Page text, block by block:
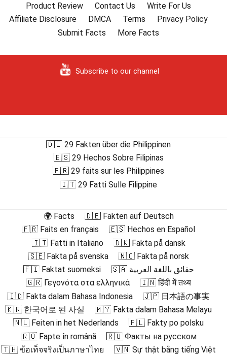
Product Review
Contact Us
Write For Us
Affiliate Disclosure
DMCA Terms
Privacy Policy
Submit Facts
More Facts
Subscribe to our channel
🇩🇪 29 Fakten über die Philippinen
🇪🇸 29 Hechos Sobre Filipinas
🇫🇷 29 faits sur les Philippines
🇮🇹 29 Fatti Sulle Filippine
🌍 Facts
🇩🇪 Fakten auf Deutsch
🇫🇷 Faits en français
🇪🇸 Hechos en Español
🇮🇹 Fatti in Italiano
🇩🇰 Fakta på dansk
🇸🇪 Fakta på svenska
🇳🇴 Fakta på norsk
🇫🇮 Faktat suomeksi
🇸🇦 حقائق باللغة العربية
🇬🇷 Γεγονότα στα ελληνικά
🇮🇳 हिंदी में तथ्य
🇮🇩 Fakta dalam Bahasa Indonesia
🇯🇵 日本語の事実
🇰🇷 한국어로 된 사실
🇲🇾 Fakta dalam Bahasa Melayu
🇳🇱 Feiten in het Nederlands
🇵🇱 Fakty po polsku
🇷🇴 Fapte în română
🇷🇺 Факты на русском
🇹🇭 ข้อเท็จจริงเป็นภาษาไทย
🇻🇳 Sự thật bằng tiếng Việt